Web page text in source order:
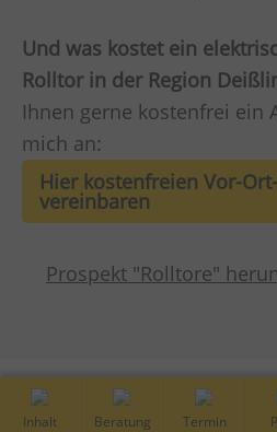
Und was kostet ein
Rolltor in der Region
Ihnen gerne kostenfrei ein
mich an:
Hier kostenfreien Vor-
vereinbaren
Prospekt "Rolltore"
Inhalt Kostenfreie Vor-Ort